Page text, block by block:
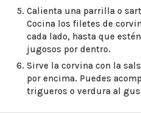
Calienta una parrilla o
Cocina los filetes de
cada lado, hasta que
jugosos por dentro.
Sirve la corvina con la
por encima. Puedes
trigueros o verdura al